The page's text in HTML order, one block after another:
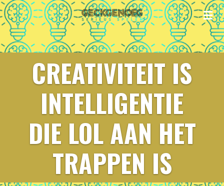
Ga
direct
naar
hoofdinhoudCREATIVITEIT IS
INTELLIGENTIE
DIE LOL AAN HET
TRAPPEN IS